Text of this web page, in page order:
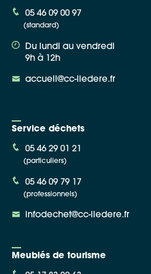
05 46 09 00 97
(standard)
Du lundi au vendredi
9h à 12h
accueil@cc-iledere.fr
Service déchets
05 46 29 01 21
(particuliers)
05 46 09 79 17
(professionnels)
infodechet@cc-iledere.fr
Meublés de tourisme